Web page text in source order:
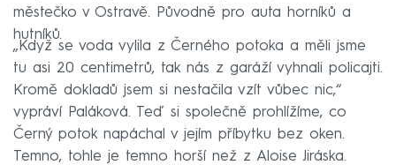
městečko v Ostravě. Původně pro auta horníků a
hutníků.
„Když se voda vylila z Černého potoka a měli jsme
tu asi 20 centimetrů, tak nás z garáží vyhnali policajti.
Kromě dokladů jsem si nestačila vzít vůbec nic,“
vypráví Paláková. Teď si společně prohlížíme, co
Černý potok napáchal v jejím příbytku bez oken.
Temno, tohle je temno horší než z Aloise Jiráska.